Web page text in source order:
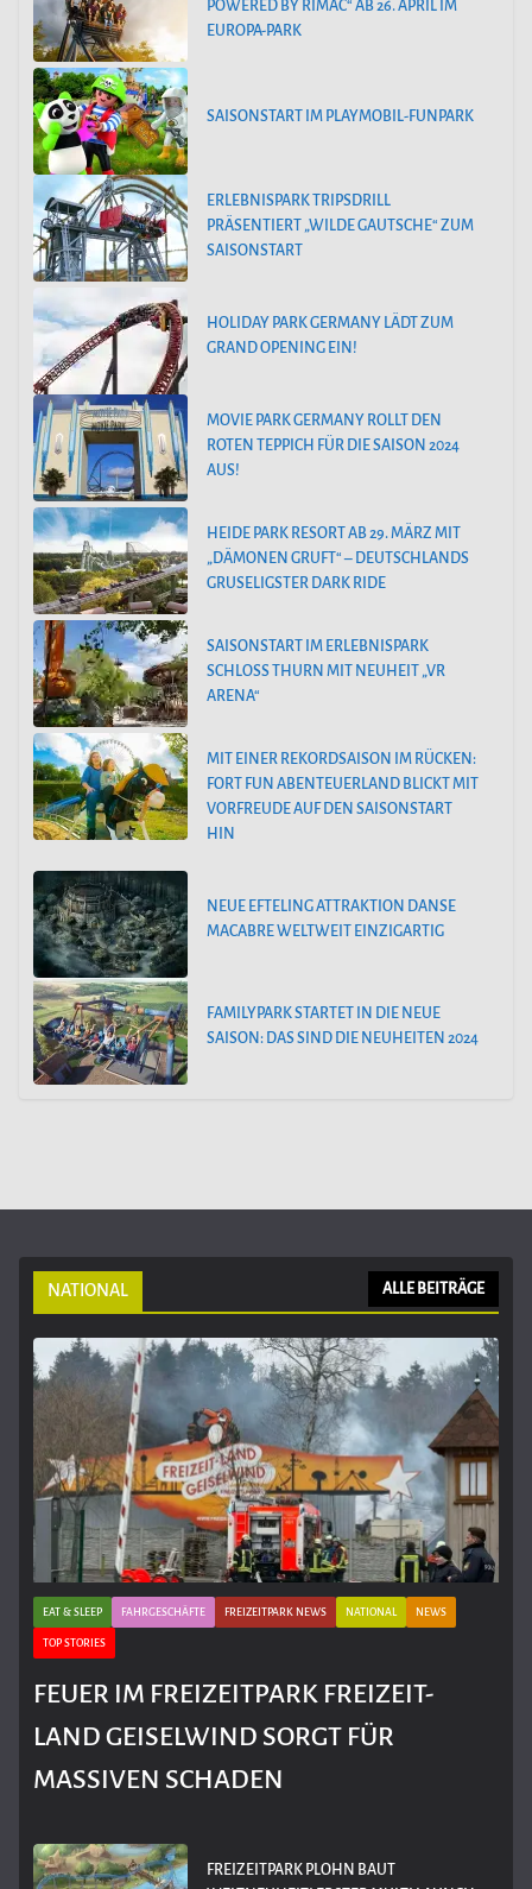
POWERED BY RIMAC“ AB 26. APRIL IM
EUROPA-PARK
SAISONSTART IM PLAYMOBIL-FUNPARK
ERLEBNISPARK TRIPSDRILL
PRÄSENTIERT „WILDE GAUTSCHE“ ZUM
SAISONSTART
HOLIDAY PARK GERMANY LÄDT ZUM
GRAND OPENING EIN!
MOVIE PARK GERMANY ROLLT DEN
ROTEN TEPPICH FÜR DIE SAISON 2024
AUS!
HEIDE PARK RESORT AB 29. MÄRZ MIT
„DÄMONEN GRUFT“ – DEUTSCHLANDS
GRUSELIGSTER DARK RIDE
SAISONSTART IM ERLEBNISPARK
SCHLOSS THURN MIT NEUHEIT „VR
ARENA“
MIT EINER REKORDSAISON IM RÜCKEN:
FORT FUN ABENTEUERLAND BLICKT MIT
VORFREUDE AUF DEN SAISONSTART
HIN
NEUE EFTELING ATTRAKTION DANSE
MACABRE WELTWEIT EINZIGARTIG
FAMILYPARK STARTET IN DIE NEUE
SAISON: DAS SIND DIE NEUHEITEN 2024
NATIONAL ALLE BEITRÄGE
EAT & SLEEP FAHRGESCHÄFTE FREIZEITPARK NEWS NATIONAL NEWS
TOP STORIES
FEUER IM FREIZEITPARK FREIZEIT-
LAND GEISELWIND SORGT FÜR
MASSIVEN SCHADEN
FREIZEITPARK PLOHN BAUT